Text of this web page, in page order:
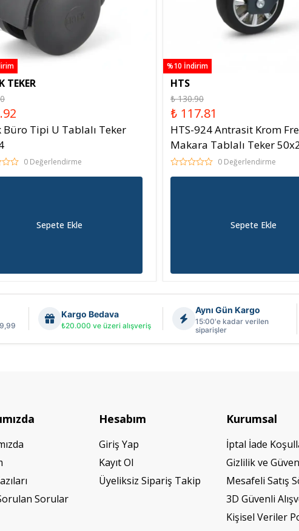
TEKER
Büro Tipi U Tablalı Teker
0 Değerlendirme
Sepete Ekle
%10 İndirim
HTS
₺ 130.90
₺ 117.81
HTS-924 Antrasit Krom
Makara Tablalı Teker
0 Değerlendirme
Sepete Ekle
Kargo Bedava
₺20.000 ve üzeri alışveriş
Aynı Gün Kargo
15:00'e kadar verilen
siparişler
Sorular
Hesabım
Giriş Yap
Kayıt Ol
Üyeliksiz Sipariş Takip
Kurumsal
İptal İade
Gizlilik ve
Mesafeli Satış
3D Güvenli
Kişisel Veriler